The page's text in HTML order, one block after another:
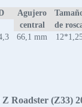
Agujero
central
de
66,1 mm
Z Roadster (Z33)